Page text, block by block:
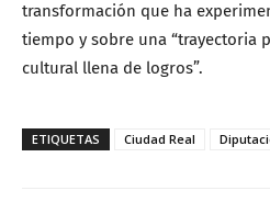
transformación que ha
tiempo y sobre una “trayectoria
cultural llena de logros”.
ETIQUETAS Ciudad Real